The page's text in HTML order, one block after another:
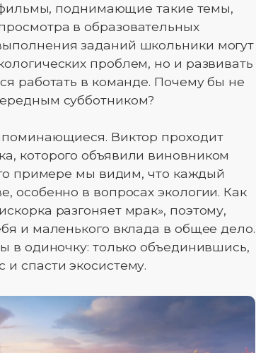
поднимающие такие темы,
в образовательных
заданий школьники могут
проблем, но и развивать
работать в команде. Почему бы не
субботником?
Виктор проходит
которого объявили виновником
примере мы видим, что каждый
особенно в вопросах экологии. Как
разгоняет мрак», поэтому,
и маленького вклада в общее дело.
в одиночку: только объединившись,
спасти экосистему.